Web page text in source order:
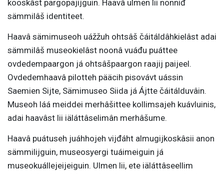
kooskâst pargopajijguin. Haavâ ulmen lii nonniđ
sämmilâš identiteet.
Haavâ sämimuseoh uážžuh ohtsâš čáitáldâhkielâst adai
sämmilâš museokielâst noonâ vuáđu puáttee
ovdedempaargon já ohtsâšpaargon raajij paijeel.
Ovdedemhaavâ pilotteh pääcih pisovávt uássin
Saemien Sijte, Sämimuseo Siida já Ájtte čáitálduvâin.
Museoh láá meiddei merhâšittee kollimsajeh kuávluinis,
adai haavâst lii iäláttâselimân merhâšume.
Haavâ puátuseh juáhhojeh vijđáht almugijkoskâsii anon
sämmilijguin, museosyergi tuáimeiguin já
museokuállejeijeiguin. Ulmen lii, ete iäláttâseellim